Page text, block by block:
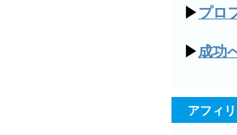
▶プロ
▶成功
アフィ